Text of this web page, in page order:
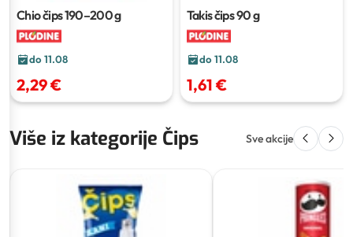
Chio čips190–200 g
do 11.08
2,29 €
Takis čips90 g
do 11.08
1,61 €
Više iz kategorije Čips Sve akcije